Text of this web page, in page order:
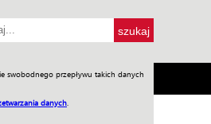
swobodnego przepływu takich danych
danych
Praca w WIW